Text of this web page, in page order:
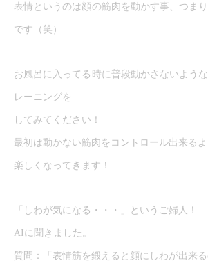
表情というのは顔の筋肉を動かす事、つま
です（笑）
お風呂に入ってる時に普段動かさないよう
レーニングを
してみてください！
最初は動かない筋肉をコントロール出来る
楽しくなってきます！
「しわが気になる・・・」というご婦人！
AIに聞きました。
質問：「表情筋を鍛えると顔にしわが出来る